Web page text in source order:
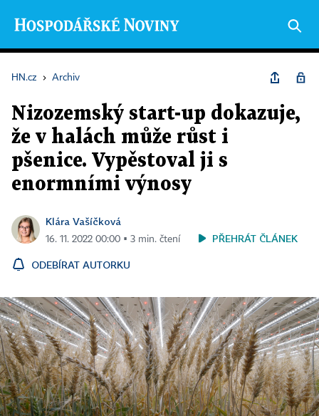
HN.cz › Archiv
Nizozemský start-up dokazuje,
že v halách může růst i
pšenice. Vypěstoval ji s
enormními výnosy
Klára Vašíčková
16. 11. 2022 00:00 ▪ 3 min. čtení PŘEHRÁT ČLÁNEK
ODEBÍRAT AUTORKU